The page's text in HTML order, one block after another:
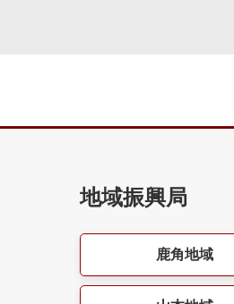
地域振興局
鹿角地域